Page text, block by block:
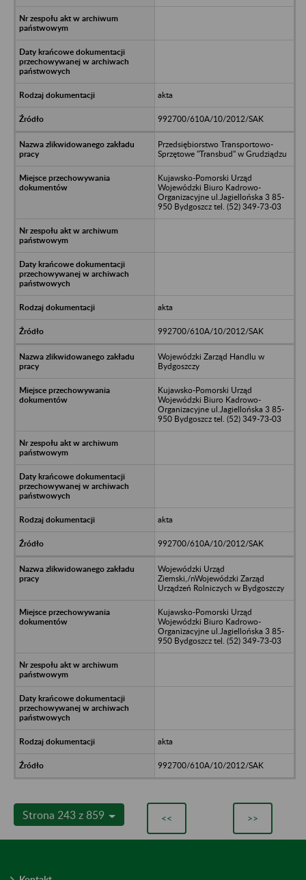
akta
992700/610A/10/2012/SAK
Przedsiębiorstwo Transportowo-
Sprzętowe "Transbud" w Grudziądzu
Kujawsko-Pomorski Urząd
Wojewódzki Biuro Kadrowo-
Organizacyjne ul.Jagiellońska 3 85-
950 Bydgoszcz tel. (52) 349-73-03
akta
992700/610A/10/2012/SAK
Wojewódzki Zarząd Handlu w
Bydgoszczy
Kujawsko-Pomorski Urząd
Wojewódzki Biuro Kadrowo-
Organizacyjne ul.Jagiellońska 3 85-
950 Bydgoszcz tel. (52) 349-73-03
akta
992700/610A/10/2012/SAK
Wojewódzki Urząd
Ziemski,/nWojewódzki Zarząd
Urządzeń Rolniczych w Bydgoszczy
Kujawsko-Pomorski Urząd
Wojewódzki Biuro Kadrowo-
Organizacyjne ul.Jagiellońska 3 85-
950 Bydgoszcz tel. (52) 349-73-03
akta
992700/610A/10/2012/SAK
Strona 243 z 859 << >>